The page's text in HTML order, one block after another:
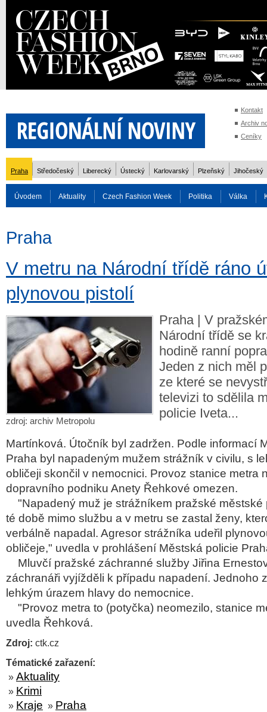
Kontakt
Archiv
Ceníky
Praha Středočeský Liberecký Ústecký Karlovarský Plzeňský Jihočeský
Úvodem Aktuality Czech Fashion Week Politika Válka
Praha
V metru na Národní třídě ráno
plynovou pistolí
zdroj: archiv Metropolu
Praha | V
Národní třídě se
hodině ranní
Jeden z nich měl
ze které se
televizi to sdělila
policie Iveta...
Martínková. Útočník byl zadržen. Podle informací
Praha byl napadeným mužem strážník v civilu, s
obličeji skončil v nemocnici. Provoz stanice metra
dopravního podniku Anety Řehkové omezen.
"Napadený muž je strážníkem pražské městské
té době mimo službu a v metru se zastal ženy,
verbálně napadal. Agresor strážníka udeřil
obličeje," uvedla v prohlášení Městská policie
Mluvčí pražské záchranné služby Jiřina
záchranáři vyjížděli k případu napadení. Jednoho
lehkým úrazem hlavy do nemocnice.
"Provoz metra to (potyčka) neomezilo, stanice
uvedla Řehková.
Zdroj: ctk.cz
Tématické zařazení:
» Aktuality
» Krimi
» Kraje » Praha